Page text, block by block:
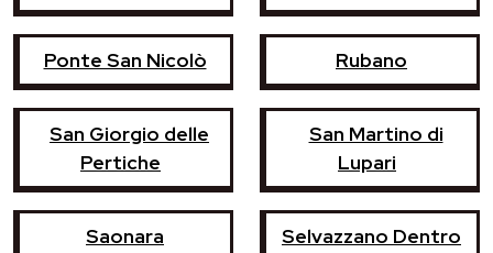
Ponte San Nicolò Rubano
San Giorgio delle
Pertiche
San Martino di
Lupari
Saonara Selvazzano Dentro